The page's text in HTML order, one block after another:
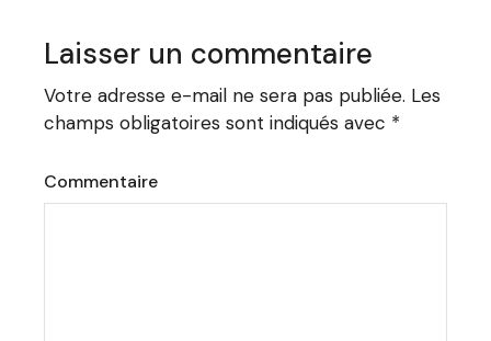
Laisser un commentaire
Votre adresse e-mail ne sera pas publiée. Les
champs obligatoires sont indiqués avec *
Commentaire